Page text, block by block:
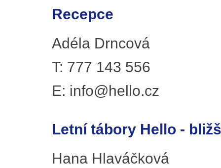
Recepce
Adéla Drncová
T: 777 143 556
E: info@hello.cz
Letní tábory Hello -
Hana Hlaváčková